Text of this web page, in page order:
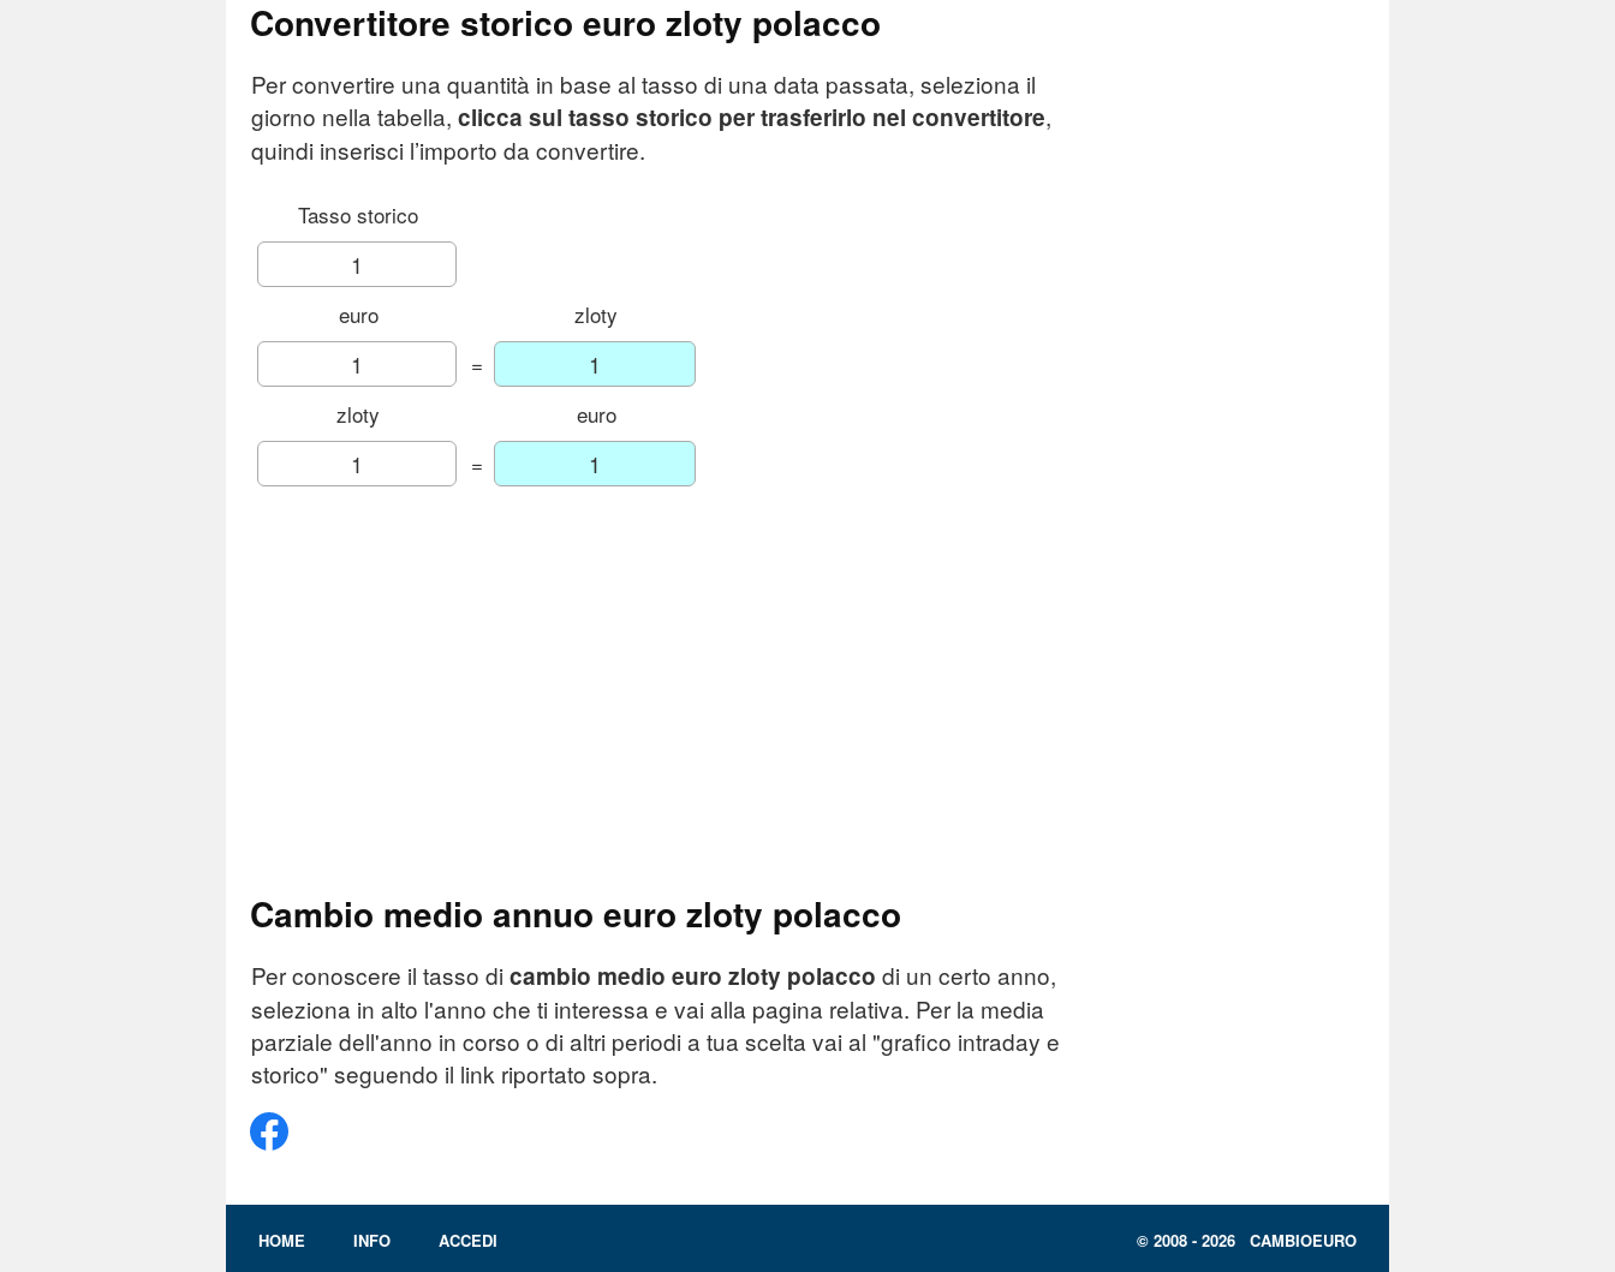
Convertitore storico euro zloty polacco
Per convertire una quantità in base al tasso di una data passata, seleziona il
giorno nella tabella, clicca sul tasso storico per trasferirlo nel convertitore,
quindi inserisci l’importo da convertire.
Tasso storico
euro
zloty
=
zloty
euro
=
Cambio medio annuo euro zloty polacco
Per conoscere il tasso di cambio medio euro zloty polacco di un certo anno,
seleziona in alto l'anno che ti interessa e vai alla pagina relativa. Per la media
parziale dell'anno in corso o di altri periodi a tua scelta vai al "grafico intraday e
storico" seguendo il link riportato sopra.
HOME INFO ACCEDI © 2008 - 2026 CAMBIOEURO